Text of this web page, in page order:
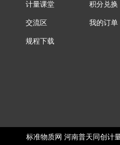
计量课堂
交流区
规程下载
积分兑换
我的订单
标准物质网 河南普天同创计